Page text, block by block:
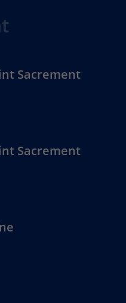
Sacrement
Sacrement